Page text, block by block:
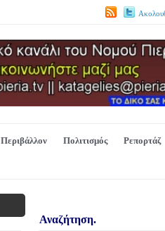
Περιβάλλον Πολιτισμός
Ρεπορτάζ
Αναζήτηση.